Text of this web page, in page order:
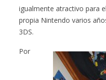
igualmente atractivo para
propia Nintendo varios
3DS.
Por